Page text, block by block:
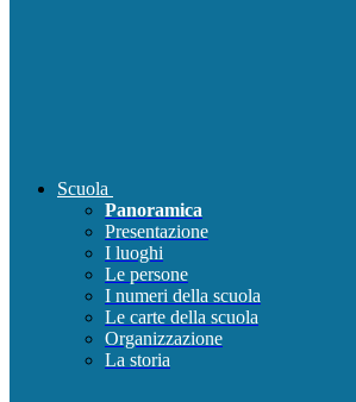
Scuola
Panoramica
Presentazione
I luoghi
Le persone
I numeri della scuola
Le carte della scuola
Organizzazione
La storia